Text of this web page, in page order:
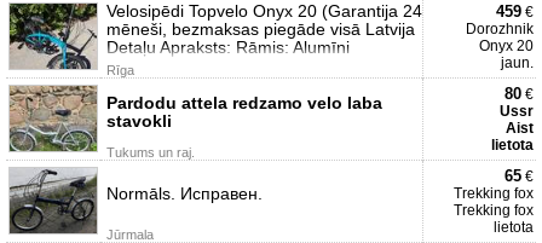
Velosipēdi Topvelo Onyx 20 (Garantija 24
mēneši, bezmaksas piegāde visā Latvija
Detaļu Apraksts: Rāmis: Alumīni
Rīga
459 €
Dorozhnik
Onyx 20
jaun.
Pardodu attela redzamo velo laba
stavokli
Tukums un raj.
80 €
Ussr
Aist
lietota
Normāls. Исправен.
Jūrmala
65 €
Trekking fox
Trekking fox
lietota